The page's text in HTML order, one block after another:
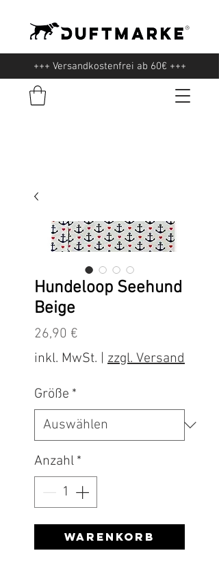
+++ Versandkostenfrei ab 60€ +++
Hundeloop Seehund
Beige
26,90 €
inkl. MwSt.
zzgl. Versand
Größe *
Anzahl *
Warenkorb